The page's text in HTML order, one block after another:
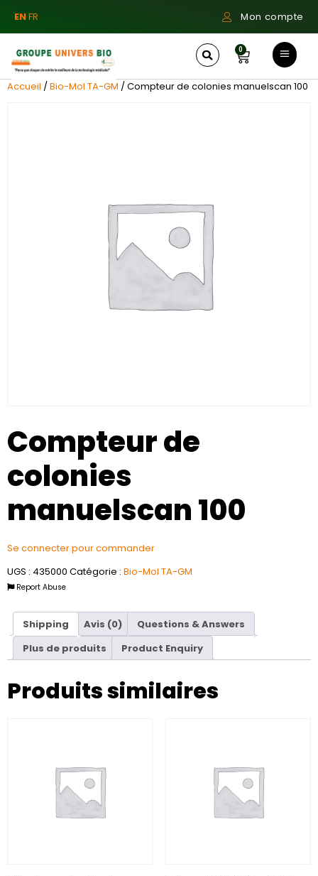
ENFR Mon compte
0
Accueil /Bio-Mol TA-GM / Compteur de colonies manuelscan 100
Compteur de
colonies
manuelscan 100
Se connecter pour commander
UGS : 435000 Catégorie : Bio-Mol TA-GM
Report Abuse
Shipping Avis (0)
Questions & Answers
Plus de produits
Product Enquiry
Produits similaires